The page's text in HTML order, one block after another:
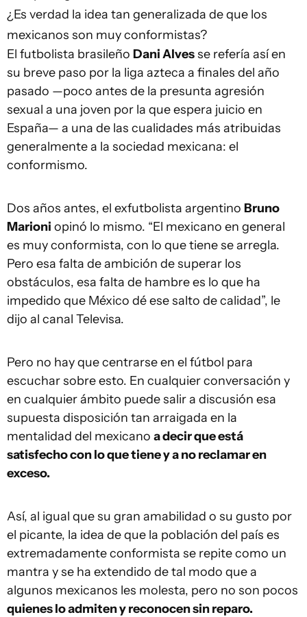
¿Es verdad la idea tan generalizada de que los
mexicanos son muy conformistas?
El futbolista brasileño Dani Alvesse refería así en
su breve paso por la liga azteca a finales del año
pasado —poco antes de la presunta agresión
sexual a una joven por la que espera juicio en
España— a una de las cualidades más atribuidas
generalmente a la sociedad mexicana: el
conformismo.
Dos años antes, el exfutbolista argentino Bruno
Marioni opinó lo mismo. “El mexicano en general
es muy conformista, con lo que tiene se arregla.
Pero esa falta de ambición de superar los
obstáculos, esa falta de hambre es lo que ha
impedido que México dé ese salto de calidad”, le
dijo al canal Televisa.
Pero no hay que centrarse en el fútbol para
escuchar sobre esto. En cualquier conversación y
en cualquier ámbito puede salir a discusión esa
supuesta disposición tan arraigada en la
mentalidad del mexicano a decir que está
satisfecho con lo que tiene y a no reclamar en
exceso.
Así, al igual que su gran amabilidad o su gusto por
el picante, la idea de que la población del país es
extremadamente conformista se repite como un
mantra y se ha extendido de tal modo que a
algunos mexicanos les molesta, pero no son pocos
quienes lo admiten y reconocen sin reparo.